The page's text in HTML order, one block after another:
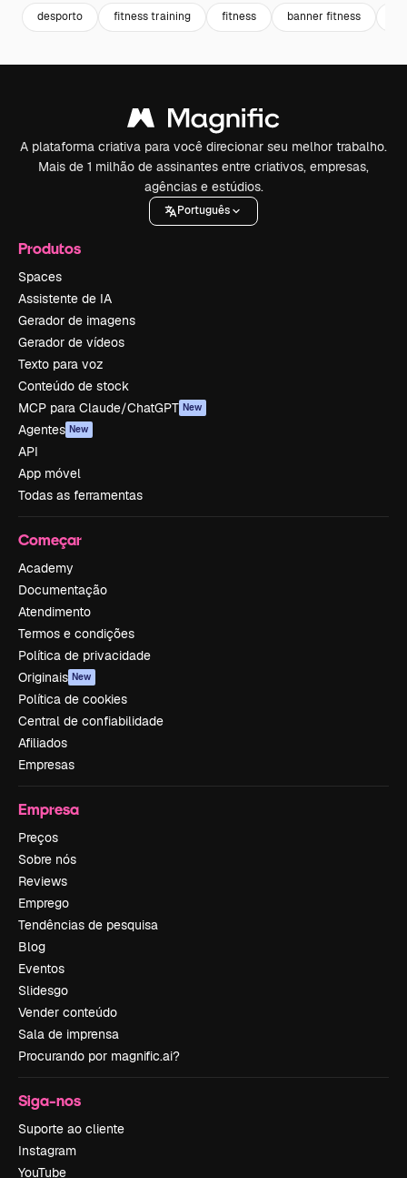
desporto fitness training fitness banner fitness
A plataforma criativa para você direcionar seu melhor trabalho.
Mais de 1 milhão de assinantes entre criativos, empresas,
agências e estúdios.
Português
Produtos
Spaces
Assistente de IA
Gerador de imagens
Gerador de vídeos
Texto para voz
Conteúdo de stock
MCP para Claude/ChatGPT New
Agentes New
API
App móvel
Todas as ferramentas
Começar
Academy
Documentação
Atendimento
Termos e condições
Política de privacidade
Originais New
Política de cookies
Central de confiabilidade
Afiliados
Empresas
Empresa
Preços
Sobre nós
Reviews
Emprego
Tendências de pesquisa
Blog
Eventos
Slidesgo
Vender conteúdo
Sala de imprensa
Procurando por magnific.ai?
Siga-nos
Suporte ao cliente
Instagram
YouTube